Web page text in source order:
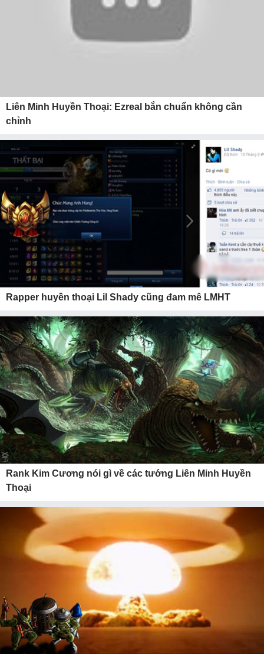
Liên Minh Huyền Thoại: Ezreal bắn chuẩn không cần
chỉnh
Rapper huyền thoại Lil Shady cũng đam mê LMHT
Rank Kim Cương nói gì về các tướng Liên Minh Huyền
Thoại